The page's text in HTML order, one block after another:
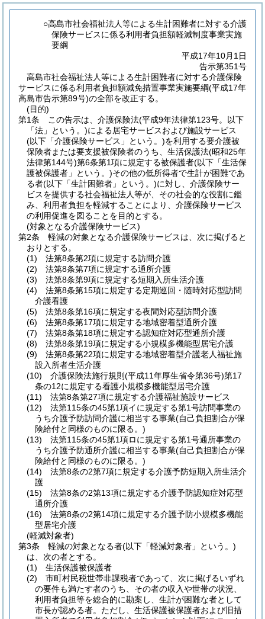
○高島市社会福祉法人等による生計困難者に対する介護
保険サービスに係る利用者負担額軽減制度事業実施
要綱
平成17年10月1日
告示第351号
高島市社会福祉法人等による生計困難者に対する介護保険
サービスに係る利用者負担額減免措置事業実施要綱(平成17年
高島市告示第89号)の全部を改正する。
(目的)
第1条
この告示は、介護保険法(平成9年法律第123号。以下
「法」という。)による居宅サービスおよび施設サービス
(以下「介護保険サービス」という。)を利用する要介護被
保険者または要支援被保険者のうち、生活保護法(昭和25年
法律第144号)第6条第1項に規定する被保護者(以下「生活保
護被保護者」という。)その他の低所得者で生計が困難であ
る者(以下「生計困難者」という。)に対し、介護保険サー
ビスを提供する社会福祉法人等が、その社会的な役割に鑑
み、利用者負担を軽減することにより、介護保険サービス
の利用促進を図ることを目的とする。
(対象となる介護保険サービス)
第2条
軽減の対象となる介護保険サービスは、次に掲げると
おりとする。
(1)
法第8条第2項に規定する訪問介護
(2)
法第8条第7項に規定する通所介護
(3)
法第8条第9項に規定する短期入所生活介護
(4)
法第8条第15項に規定する定期巡回・随時対応型訪問
介護看護
(5)
法第8条第16項に規定する夜間対応型訪問介護
(6)
法第8条第17項に規定する地域密着型通所介護
(7)
法第8条第18項に規定する認知症対応型通所介護
(8)
法第8条第19項に規定する小規模多機能型居宅介護
(9)
法第8条第22項に規定する地域密着型介護老人福祉施
設入所者生活介護
(10)
介護保険法施行規則 (平成11年厚生省令第36号)第17
条の12に規定する看護小規模多機能型居宅介護
(11)
法第8条第27項に規定する介護福祉施設サービス
(12)
法第115条の45第1項イに規定する第1号訪問事業の
うち介護予防訪問介護に相当する事業(自己負担割合が保
険給付と同様のものに限る。)
(13)
法第115条の45第1項ロに規定する第1号通所事業の
うち介護予防通所介護に相当する事業(自己負担割合が保
険給付と同様のものに限る。)
(14)
法第8条の2第7項に規定する介護予防短期入所生活介
護
(15)
法第8条の2第13項に規定する介護予防認知症対応型
通所介護
(16)
法第8条の2第14項に規定する介護予防小規模多機能
型居宅介護
(軽減対象者)
第3条
軽減の対象となる者(以下「軽減対象者」という。)
は、次の者とする。
(1)
生活保護被保護者
(2)
市町村民税世帯非課税者であって、次に掲げるいずれ
の要件も満たす者のうち、その者の収入や世帯の状況、
利用者負担等を総合的に勘案し、生計が困難な者として
市長が認める者。 ただし、生活保護被保護者および旧措